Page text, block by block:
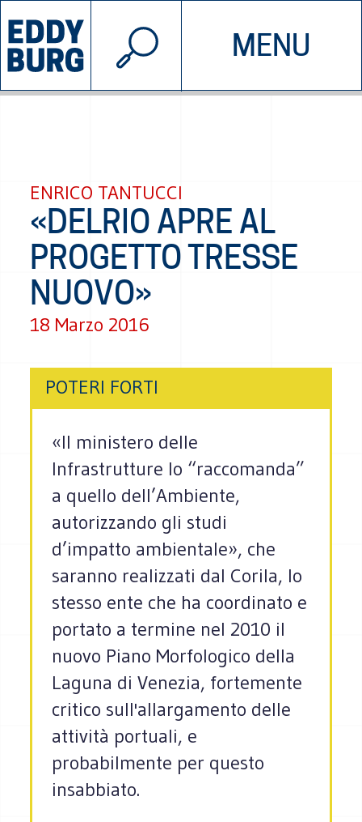
MENU
INIZIATIVE CHI SIAMO
© 2026 EDDYBURG
ENRICO TANTUCCI
«DELRIO APRE AL
PROGETTO TRESSE
NUOVO»
18 Marzo 2016
POTERI FORTI
«Il ministero delle
Infrastrutture lo “raccomanda”
a quello dell’Ambiente,
autorizzando gli studi
d’impatto ambientale», che
saranno realizzati dal Corila, lo
stesso ente che ha coordinato e
portato a termine nel 2010 il
nuovo Piano Morfologico della
Laguna di Venezia, fortemente
critico sull'allargamento delle
attività portuali, e
probabilmente per questo
insabbiato.